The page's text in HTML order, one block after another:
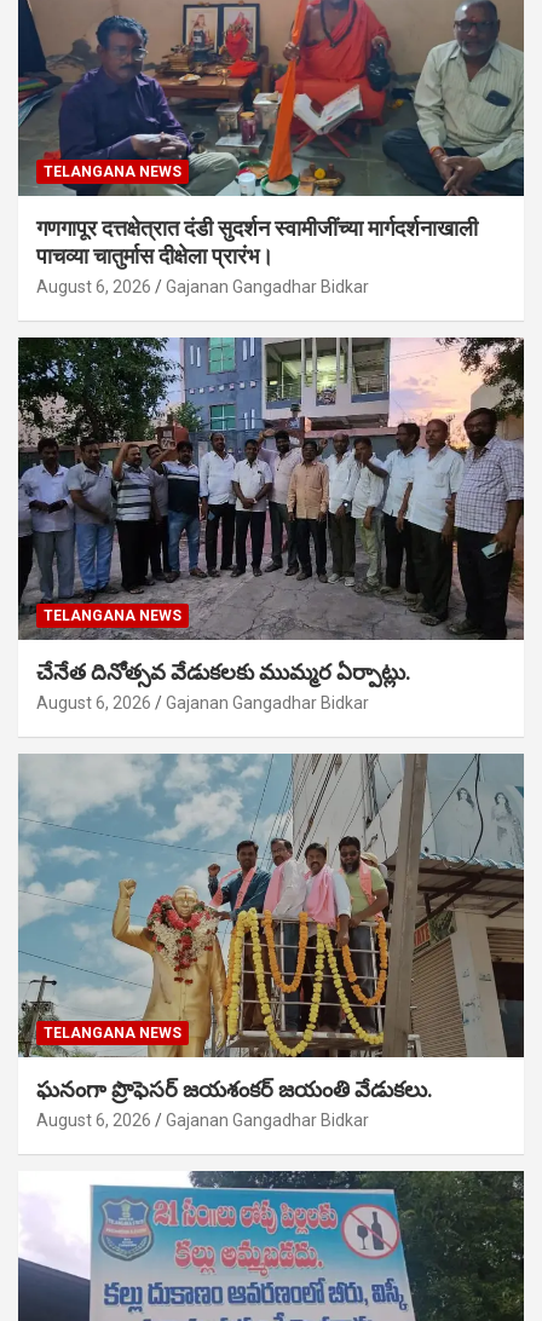
TELANGANA NEWS
गणगापूर दत्तक्षेत्रात दंडी सुदर्शन स्वामीजींच्या मार्गदर्शनाखाली
पाचव्या चातुर्मास दीक्षेला प्रारंभ।
August 6, 2026 Gajanan Gangadhar Bidkar
TELANGANA NEWS
చేనేత దినోత్సవ వేడుకలకు ముమ్మర ఏర్పాట్లు.
August 6, 2026 Gajanan Gangadhar Bidkar
TELANGANA NEWS
ఘనంగా ప్రొఫెసర్ జయశంకర్ జయంతి వేడుకలు.
August 6, 2026 Gajanan Gangadhar Bidkar